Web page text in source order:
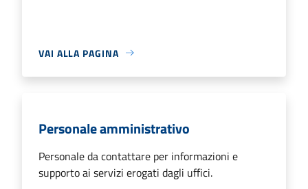
VAI ALLA PAGINA
Personale amministrativo
Personale da contattare per informazioni e
supporto ai servizi erogati dagli uffici.